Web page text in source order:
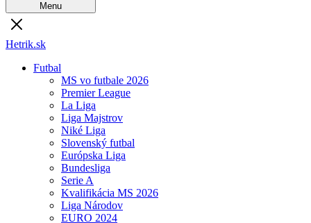
Menu
Hetrik.sk
Futbal
MS vo futbale 2026
Premier League
La Liga
Liga Majstrov
Niké Liga
Slovenský futbal
Európska Liga
Bundesliga
Serie A
Kvalifikácia MS 2026
Liga Národov
EURO 2024